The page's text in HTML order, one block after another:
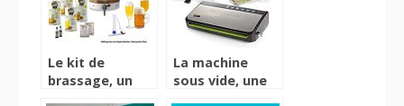
une bonne
utilisation
Le kit de
brassage, un
La machine
sous vide, une